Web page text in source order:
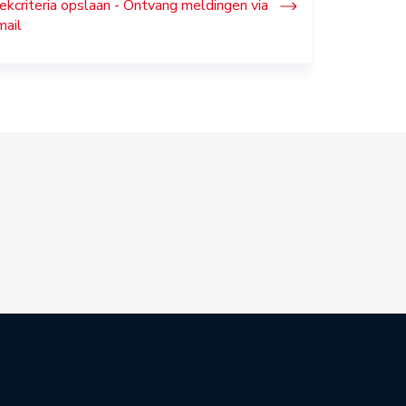
opslaan - Ontvang meldingen via